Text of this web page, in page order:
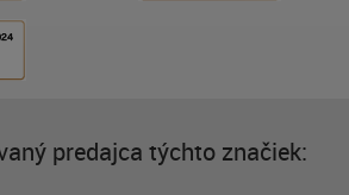
predajca týchto značiek: